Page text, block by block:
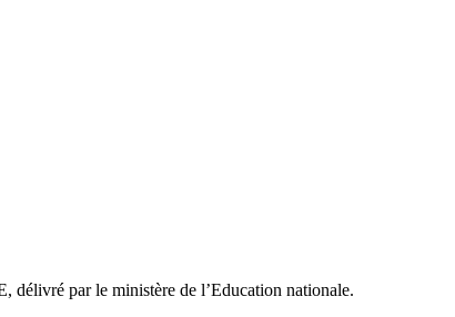
délivré par le ministère de l’Education nationale.